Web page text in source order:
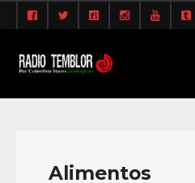
Alimentos